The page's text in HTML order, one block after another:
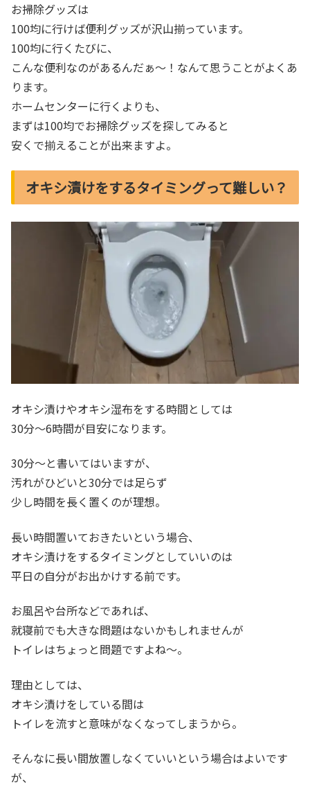
お掃除グッズは
100均に行けば便利グッズが沢山揃っています。
100均に行くたびに、
こんな便利なのがあるんだぁ～！なんて思うことがよくあ
ります。
ホームセンターに行くよりも、
まずは100均でお掃除グッズを探してみると
安くで揃えることが出来ますよ。
オキシ漬けをするタイミングって難しい？
オキシ漬けやオキシ湿布をする時間としては
30分～6時間が目安になります。
30分～と書いてはいますが、
汚れがひどいと30分では足らず
少し時間を長く置くのが理想。
長い時間置いておきたいという場合、
オキシ漬けをするタイミングとしていいのは
平日の自分がお出かけする前です。
お風呂や台所などであれば、
就寝前でも大きな問題はないかもしれませんが
トイレはちょっと問題ですよね～。
理由としては、
オキシ漬けをしている間は
トイレを流すと意味がなくなってしまうから。
そんなに長い間放置しなくていいという場合はよいです
が、